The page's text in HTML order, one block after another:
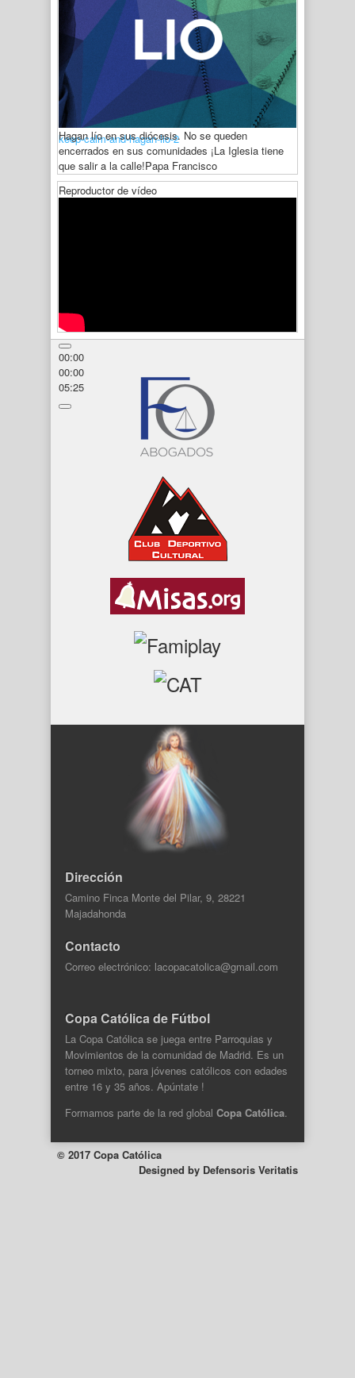
keep-calm-and-hagan-lio-2
Hagan lío en sus diócesis. No se queden
encerrados en sus comunidades ¡La Iglesia tiene
que salir a la calle!Papa Francisco
Reproductor de vídeo
00:00
00:00
05:25
Dirección
Camino Finca Monte del Pilar, 9, 28221
Majadahonda
Contacto
Correo electrónico: lacopacatolica@gmail.com
Copa Católica de Fútbol
La Copa Católica se juega entre Parroquias y
Movimientos de la comunidad de Madrid. Es un
torneo mixto, para jóvenes católicos con edades
entre 16 y 35 años. Apúntate !
Formamos parte de la red global Copa Católica.
© 2017 Copa Católica
Designed by Defensoris Veritatis